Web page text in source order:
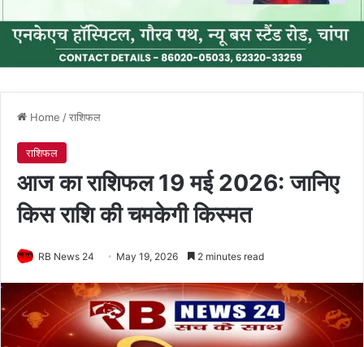
Home /राशिफल
राशिफल
आज का राशिफल 19 मई 2026: जानिए
किस राशि की चमकेगी किस्मत
RB News 24 May 19, 2026 2 minutes read